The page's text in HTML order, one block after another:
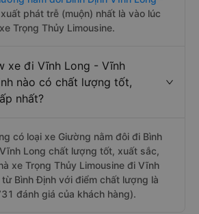
phát trễ (muộn) nhất là vào lúc
Trọng Thủy Limousine.
xe đi Vĩnh Long - Vĩnh
nào có chất lượng tốt,
nhất?
có loại xe Giường nằm đôi đi Bình
Long chất lượng tốt, xuất sắc,
xe Trọng Thủy Limousine đi Vĩnh
Bình Định với điểm chất lượng là
đánh giá của khách hàng).